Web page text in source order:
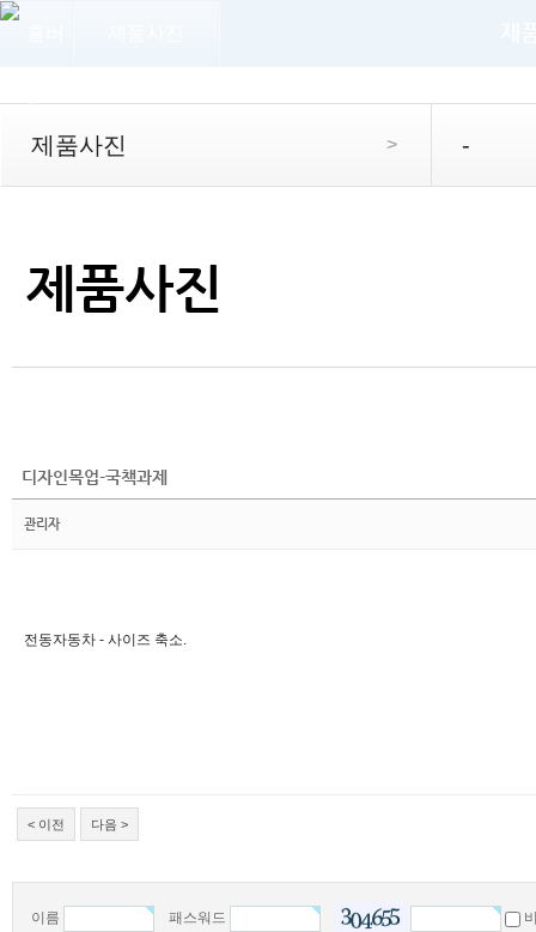
>
제품사진 -
제품사진
디자인목업-국책과제
관리자
전동자동차 - 사이즈 축소.
< 이전 다음 >
이름 패스워드